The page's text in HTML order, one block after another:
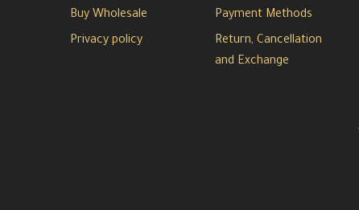
Buy Wholesale
Privacy policy
Payment Methods
Return, Cancellation
and Exchange